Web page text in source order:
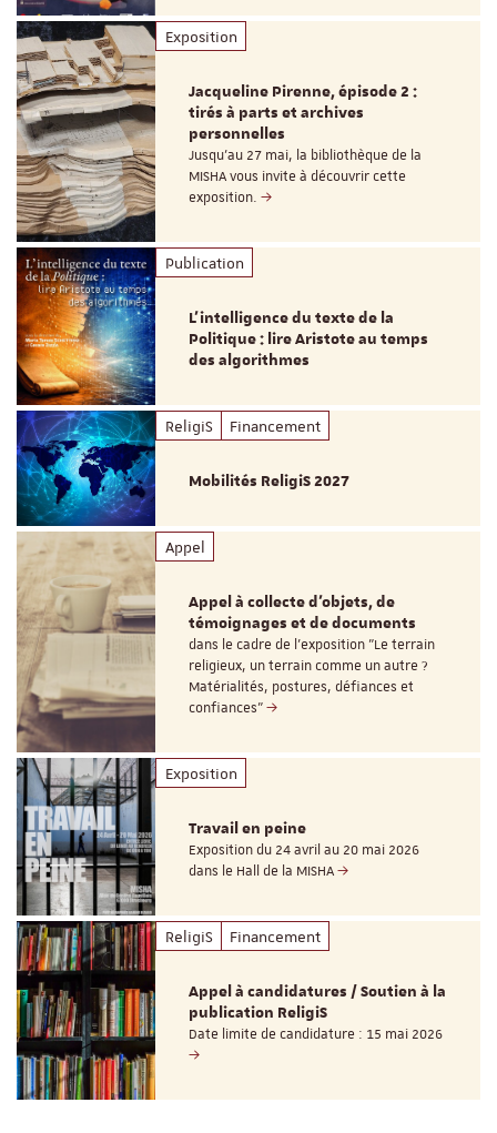
Exposition
Jacqueline Pirenne, épisode 2 :
tirés à parts et archives
personnelles
Jusqu’au 27 mai, la bibliothèque de la
MISHA vous invite à découvrir cette
exposition.
Publication
L’intelligence du texte de la
Politique : lire Aristote au temps
des algorithmes
ReligiS Financement
Mobilités ReligiS 2027
Appel
Appel à collecte d'objets, de
témoignages et de documents
dans le cadre de l'exposition "Le terrain
religieux, un terrain comme un autre ?
Matérialités, postures, défiances et
confiances"
Exposition
Travail en peine
Exposition du 24 avril au 20 mai 2026
dans le Hall de la MISHA
ReligiS Financement
Appel à candidatures / Soutien à la
publication ReligiS
Date limite de candidature : 15 mai 2026